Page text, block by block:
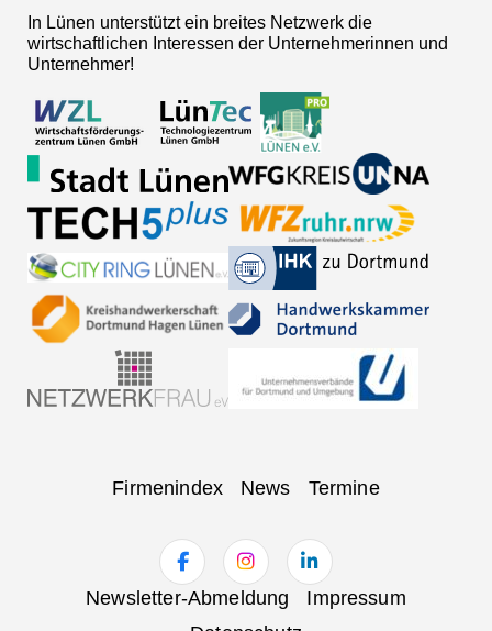
In Lünen unterstützt ein breites Netzwerk die
wirtschaftlichen Interessen der Unternehmerinnen und
Unternehmer!
Firmenindex News Termine
NavigationNewsletter-Abmeldung
Impressum